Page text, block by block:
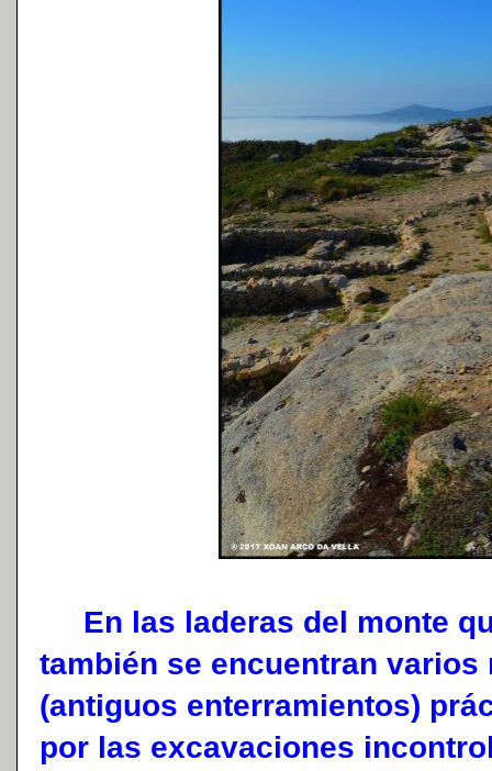
En las laderas del monte
también se encuentran varios
(antiguos enterramientos)
por las excavaciones